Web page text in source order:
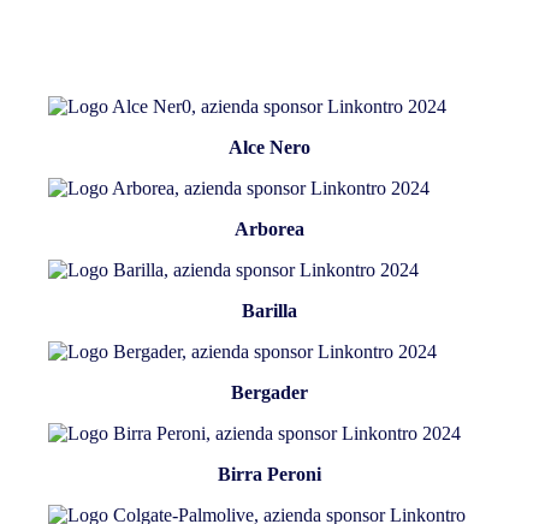
Alce Nero
Arborea
Barilla
Bergader
Birra Peroni